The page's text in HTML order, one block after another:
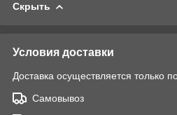
Скрыть
Условия доставки
Доставка осуществляется только
Самовывоз